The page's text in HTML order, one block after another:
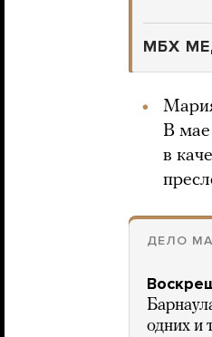
МБХ
В мае
в
ДЕЛО
одних и